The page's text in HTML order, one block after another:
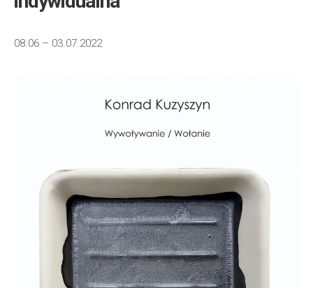
08.06 – 03.07.2022